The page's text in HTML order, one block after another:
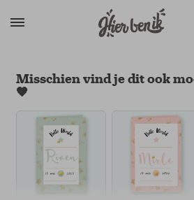
Misschien vind je dit ook
🧡